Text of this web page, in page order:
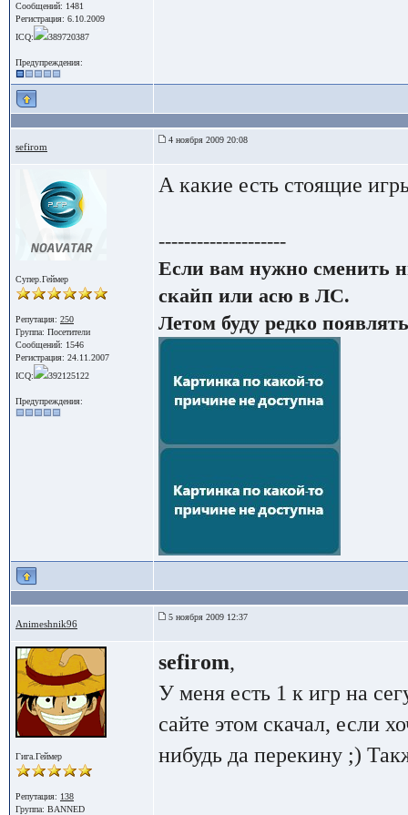
Сообщений: 1481
Регистрация: 6.10.2009
ICQ:
389720387
Предупреждения:
sefirom
4 ноября 2009 20:08
Супер.Геймер
Репутация: 250
Группа: Посетители
Сообщений: 1546
Регистрация: 24.11.2007
ICQ:
392125122
Предупреждения:
А какие есть стоящие
--------------------
Если вам нужно сменить
скайп или асю в ЛС.
Летом буду редко
Animeshnik96
5 ноября 2009 12:37
Гига.Геймер
Репутация: 138
Группа: BANNED
sefirom,
У меня есть 1 к игр на
сайте этом скачал, если
нибудь да перекину ;)